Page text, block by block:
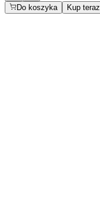
Do koszyka Kup teraz